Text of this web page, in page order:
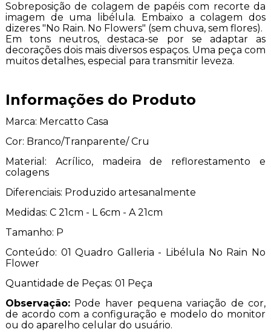
Sobreposição de colagem de papéis com recorte da
imagem de uma libélula. Embaixo a colagem dos
dizeres "No Rain. No Flowers" (sem chuva, sem flores).
Em tons neutros, destaca-se por se adaptar as
decorações dois mais diversos espaços. Uma peça com
muitos detalhes, especial para transmitir leveza.
Informações do Produto
Marca: Mercatto Casa
Cor: Branco/Tranparente/ Cru
Material: Acrílico, madeira de reflorestamento e
colagens
Diferenciais: Produzido artesanalmente
Medidas: C 21cm - L 6cm - A 21cm
Tamanho: P
Conteúdo: 01 Quadro Galleria - Libélula No Rain No
Flower
Quantidade de Peças: 01 Peça
Observação:Pode haver pequena variação de cor,
de acordo com a configuração e modelo do monitor
ou do aparelho celular do usuário.